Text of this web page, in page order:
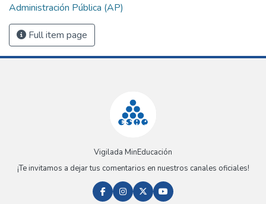
Administración Pública (AP)
Full item page
Vigilada MinEducación
¡Te invitamos a dejar tus comentarios en nuestros canales oficiales!